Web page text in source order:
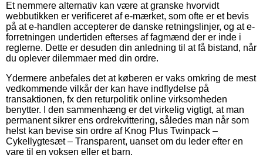
Et nemmere alternativ kan være at granske hvorvidt
webbutikken er verificeret af e-mærket, som ofte er et bevis
på at e-handlen accepterer de danske retningslinjer, og at e-
forretningen undertiden efterses af fagmænd der er inde i
reglerne. Dette er desuden din anledning til at få bistand, når
du oplever dilemmaer med din ordre.
Ydermere anbefales det at køberen er vaks omkring de mest
vedkommende vilkår der kan have indflydelse på
transaktionen, fx den returpolitik online virksomheden
benytter. I den sammenhæng er det virkelig vigtigt, at man
permanent sikrer ens ordrekvittering, således man når som
helst kan bevise sin ordre af Knog Plus Twinpack –
Cykellygtesæt – Transparent, uanset om du leder efter en
vare til en voksen eller et barn.